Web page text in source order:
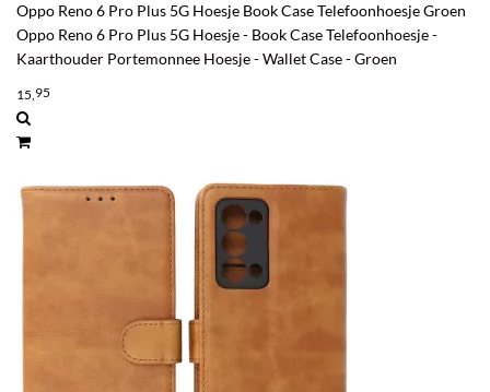
Oppo Reno 6 Pro Plus 5G Hoesje Book Case Telefoonhoesje Groen
Oppo Reno 6 Pro Plus 5G Hoesje - Book Case Telefoonhoesje -
Kaarthouder Portemonnee Hoesje - Wallet Case - Groen
15,95